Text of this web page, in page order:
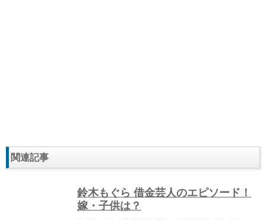
関連記事
鈴木もぐら 借金芸人のエピソード！
嫁・子供は？